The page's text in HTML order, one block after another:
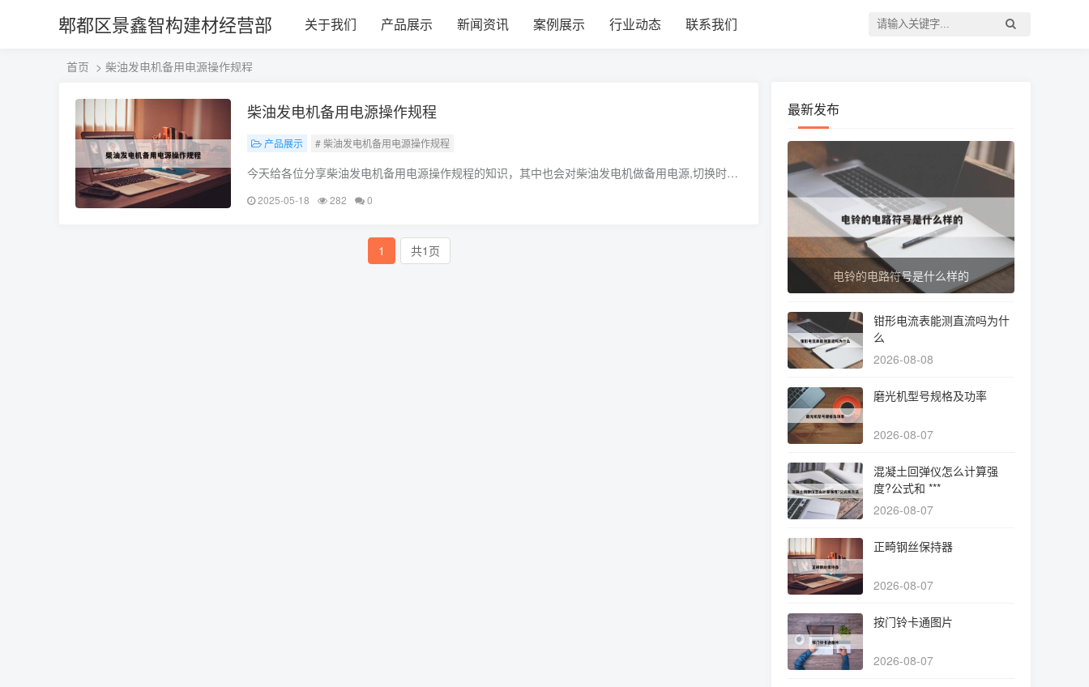
郫都区景鑫智构建材经营部 关于我们 产品展示 新闻资讯 案例展示 行业动态 联系我们
首页 > 柴油发电机备用电源操作规程
柴油发电机备用电源操作规程
产品展示 # 柴油发电机备用电源操作规程
今天给各位分享柴油发电机备用电源操作规程的知识，其中也会对柴油发电机做备用电源,切换时间
双电源供电的WK双电源
2025-05-18 282 0
1 共1页
最新发布
电铃的电路符号是什么样的
钳形电流表能测直流吗为什
么
2026-08-08
磨光机型号规格及功率
2026-08-07
混凝土回弹仪怎么计算强
度?公式和 ***
2026-08-07
正畸钢丝保持器
2026-08-07
按门铃卡通图片
2026-08-07